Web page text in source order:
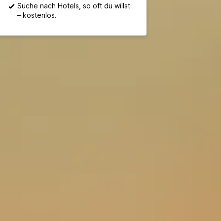
Suche nach Hotels, so oft du willst
– kostenlos.